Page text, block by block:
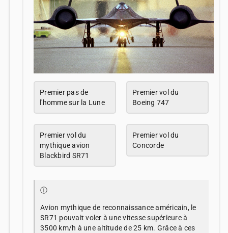
Premier pas de
l'homme sur la Lune
Premier vol du
Boeing 747
Premier vol du
mythique avion
Blackbird SR71
Premier vol du
Concorde
ⓘ
Avion mythique de reconnaissance américain, le
SR71 pouvait voler à une vitesse supérieure à
3500 km/h à une altitude de 25 km. Grâce à ces